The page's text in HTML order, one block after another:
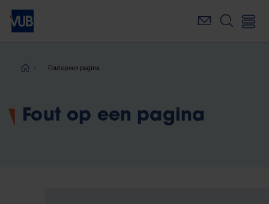
Overslaan
naar
inhoudKruimelpad
Fout op een pagina
Fout op een pagina